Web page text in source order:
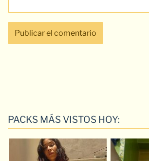
PACKS MÁS VISTOS HOY: